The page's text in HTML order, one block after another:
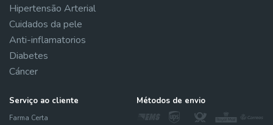
Hipertensão Arterial
Cuidados da pele
Anti-inflamatorios
Diabetes
Cáncer
Serviço ao cliente
Farma Certa
Métodos de envio